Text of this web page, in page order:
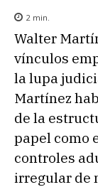
2 min.
Walter
vínculos
la lupa
Martínez
de la
papel como
controles
irregular de